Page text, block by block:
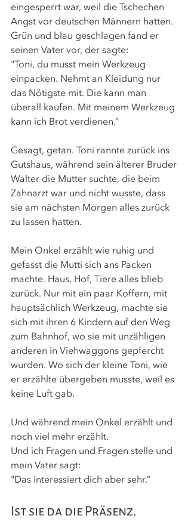
eingesperrt war, weil die Tschechen
Angst vor deutschen Männern hatten.
Grün und blau geschlagen fand er
seinen Vater vor, der sagte:
"Toni, du musst mein Werkzeug
einpacken. Nehmt an Kleidung nur
das Nötigste mit. Die kann man
überall kaufen. Mit meinem Werkzeug
kann ich Brot verdienen.”
Gesagt, getan. Toni rannte zurück ins
Gutshaus, während sein älterer Bruder
Walter die Mutter suchte, die beim
Zahnarzt war und nicht wusste, dass
sie am nächsten Morgen alles zurück
zu lassen hatten.
Mein Onkel erzählt wie ruhig und
gefasst die Mutti sich ans Packen
machte. Haus, Hof, Tiere alles blieb
zurück. Nur mit ein paar Koffern, mit
hauptsächlich Werkzeug, machte sie
sich mit ihren 6 Kindern auf den Weg
zum Bahnhof, wo sie mit unzähligen
anderen in Viehwaggons gepfercht
wurden. Wo sich der kleine Toni, wie
er erzählte übergeben musste, weil es
keine Luft gab.
Und während mein Onkel erzählt und
noch viel mehr erzählt.
Und ich Fragen und Fragen stelle und
mein Vater sagt:
"Das interessiert dich aber sehr.”
Ist sie da die Präsenz.